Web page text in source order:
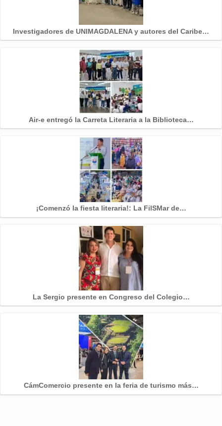
Investigadores de UNIMAGDALENA y autores del Caribe…
Air-e entregó la Carreta Literaria a la Biblioteca…
¡Comenzó la fiesta literaria!: La FilSMar de…
La Sergio presente en Congreso del Colegio…
CámComercio presente en la feria de turismo más…